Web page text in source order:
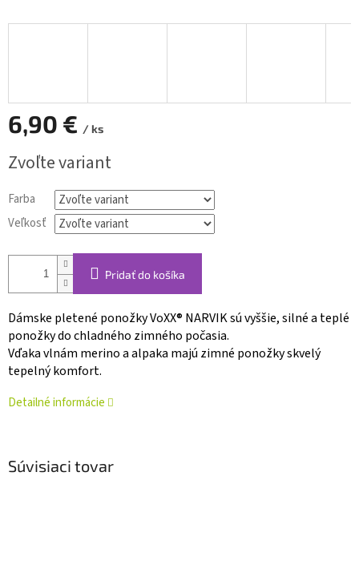
6,90 € / ks
cena:
Zvoľte variant
Farba
Veľkosť
Pridať do košíka
Dámske pletené ponožky VoXX® NARVIK sú vyššie, silné a teplé
ponožky do chladného zimného počasia.
Vďaka vlnám merino a alpaka majú zimné ponožky skvelý
tepelný komfort.
Detailné informácie
Súvisiaci tovar